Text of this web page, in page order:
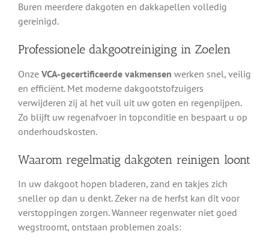
Buren meerdere dakgoten en dakkapellen volledig
gereinigd.
Professionele dakgootreiniging in Zoelen
Onze VCA-gecertificeerde vakmensen werken snel, veilig
en efficiënt. Met moderne dakgootstofzuigers
verwijderen zij al het vuil uit uw goten en regenpijpen.
Zo blijft uw regenafvoer in topconditie en bespaart u op
onderhoudskosten.
Waarom regelmatig dakgoten reinigen loont
In uw dakgoot hopen bladeren, zand en takjes zich
sneller op dan u denkt. Zeker na de herfst kan dit voor
verstoppingen zorgen. Wanneer regenwater niet goed
wegstroomt, ontstaan problemen zoals: